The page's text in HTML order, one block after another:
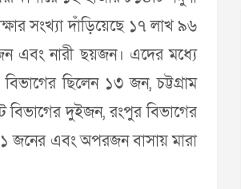
সংখ্যা দাঁড়িয়েছে ১৭ লাখ ৯৬
এবং নারী ছয়জন। এদের মধ্যে
ছিলেন ১৩ জন, চট্টগ্রাম
দুইজন, রংপুর বিভাগের
জনের এবং অপরজন বাসায় মারা